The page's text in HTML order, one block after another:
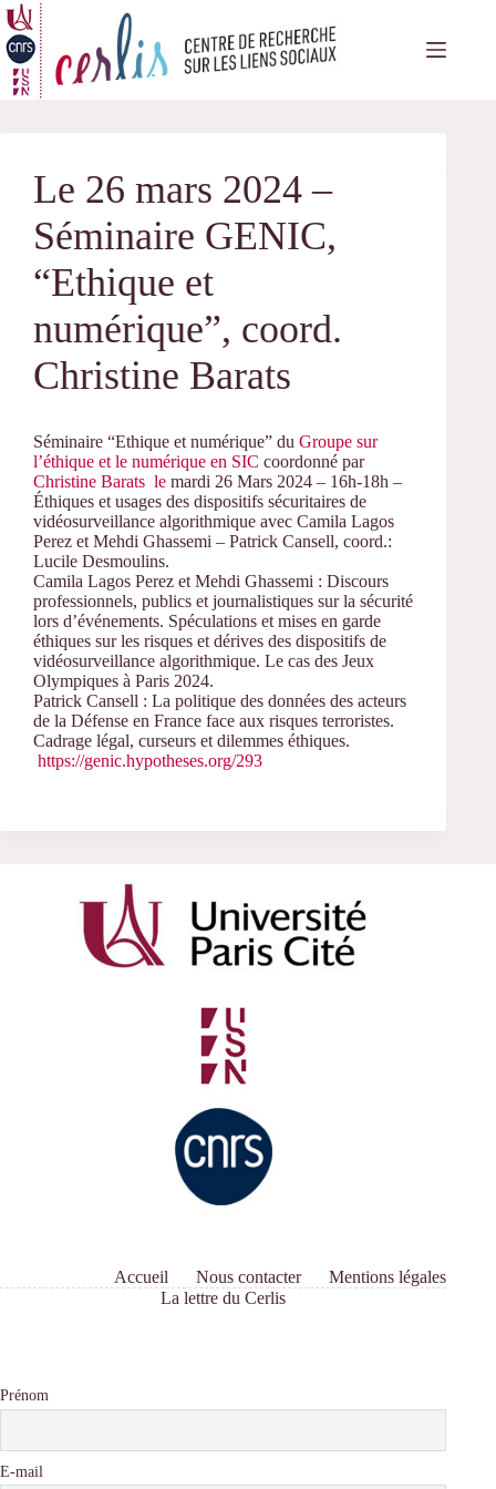
Passer
au
contenu
Le 26 mars 2024 –
Séminaire GENIC,
“Ethique et
numérique”, coord.
Christine Barats
Séminaire “Ethique et numérique” du Groupe sur
l’éthique et le numérique en SIC coordonné par
Christine Barats le mardi 26 Mars 2024 – 16h-18h –
Éthiques et usages des dispositifs sécuritaires de
vidéosurveillance algorithmique avec Camila Lagos
Perez et Mehdi Ghassemi – Patrick Cansell, coord.:
Lucile Desmoulins.
Camila Lagos Perez et Mehdi Ghassemi : Discours
professionnels, publics et journalistiques sur la sécurité
lors d’événements. Spéculations et mises en garde
éthiques sur les risques et dérives des dispositifs de
vidéosurveillance algorithmique. Le cas des Jeux
Olympiques à Paris 2024.
Patrick Cansell : La politique des données des acteurs
de la Défense en France face aux risques terroristes.
Cadrage légal, curseurs et dilemmes éthiques.
https://genic.hypotheses.org/293
Accueil Nous contacter
Mentions légales
La lettre du Cerlis
Prénom
E-mail